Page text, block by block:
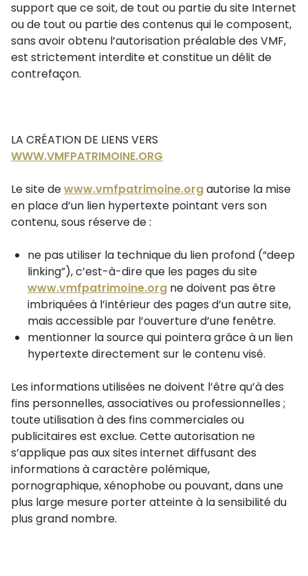
support que ce soit, de tout ou partie du site Internet
ou de tout ou partie des contenus qui le composent,
sans avoir obtenu l’autorisation préalable des VMF,
est strictement interdite et constitue un délit de
contrefaçon.
LA CRÉATION DE LIENS VERS
WWW.VMFPATRIMOINE.ORG
Le site dewww.vmfpatrimoine.orgautorise la mise
en place d’un lien hypertexte pointant vers son
contenu, sous réserve de :
ne pas utiliser la technique du lien profond (“deep
linking”), c’est-à-dire que les pages du site
www.vmfpatrimoine.org ne doivent pas être
imbriquées à l’intérieur des pages d’un autre site,
mais accessible par l’ouverture d’une fenêtre.
mentionner la source qui pointera grâce à un lien
hypertexte directement sur le contenu visé.
Les informations utilisées ne doivent l’être qu’à des
fins personnelles, associatives ou professionnelles ;
toute utilisation à des fins commerciales ou
publicitaires est exclue. Cette autorisation ne
s’applique pas aux sites internet diffusant des
informations à caractère polémique,
pornographique, xénophobe ou pouvant, dans une
plus large mesure porter atteinte à la sensibilité du
plus grand nombre.